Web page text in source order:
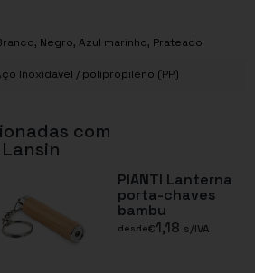
, Negro, Azul marinho, Prateado
Inoxidável / polipropileno (PP)
com
PIANTI Lanterna
porta-chaves
bambu
desde€1,18 s/IVA